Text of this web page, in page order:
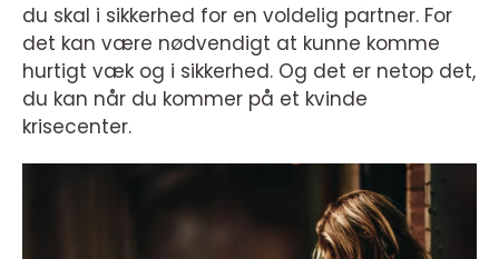
du skal i sikkerhed for en voldelig partner. For
det kan være nødvendigt at kunne komme
hurtigt væk og i sikkerhed. Og det er netop det,
du kan når du kommer på et kvinde
krisecenter.